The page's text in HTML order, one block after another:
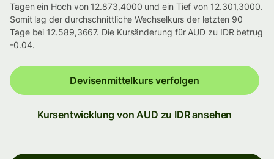
Tagen ein Hoch von 12.873,4000 und ein Tief von 12.301,3000.
Somit lag der durchschnittliche Wechselkurs der letzten 90
Tage bei 12.589,3667. Die Kursänderung für AUD zu IDR betrug
-0.04.
Devisenmittelkurs verfolgen
Kursentwicklung von AUD zu IDR ansehen